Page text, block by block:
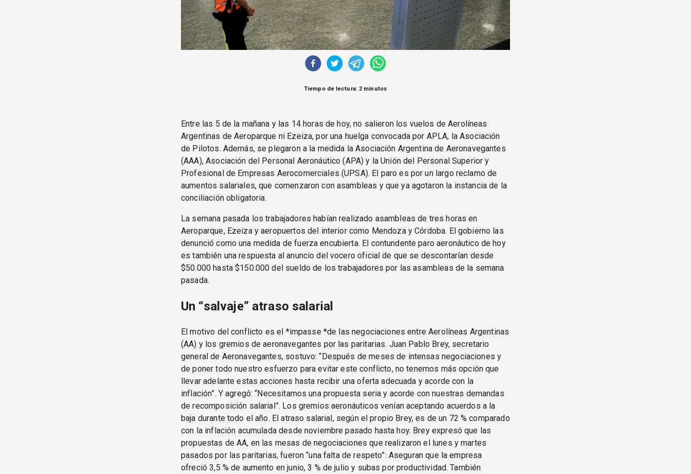
Tiempo de lectura: 2 minutos
Entre las 5 de la mañana y las 14 horas de hoy, no salieron los vuelos de Aerolíneas
Argentinas de Aeroparque ni Ezeiza, por una huelga convocada por APLA, la Asociación
de Pilotos. Además, se plegaron a la medida la Asociación Argentina de Aeronavegantes
(AAA), Asociación del Personal Aeronáutico (APA) y la Unión del Personal Superior y
Profesional de Empresas Aerocomerciales (UPSA). El paro es por un largo reclamo de
aumentos salariales, que comenzaron con asambleas y que ya agotaron la instancia de la
conciliación obligatoria.
La semana pasada los trabajadores habían realizado asambleas de tres horas en
Aeroparque, Ezeiza y aeropuertos del interior como Mendoza y Córdoba. El gobierno las
denunció como una medida de fuerza encubierta. El contundente paro aeronáutico de hoy
es también una respuesta al anuncio del vocero oficial de que se descontarían desde
$50.000 hasta $150.000 del sueldo de los trabajadores por las asambleas de la semana
pasada.
Un “salvaje” atraso salarial
El motivo del conflicto es el *impasse *de las negociaciones entre Aerolíneas Argentinas
(AA) y los gremios de aeronavegantes por las paritarias. Juan Pablo Brey, secretario
general de Aeronavegantes, sostuvo: “Después de meses de intensas negociaciones y
de poner todo nuestro esfuerzo para evitar este conflicto, no tenemos más opción que
llevar adelante estas acciones hasta recibir una oferta adecuada y acorde con la
inflación”. Y agregó: “Necesitamos una propuesta seria y acorde con nuestras demandas
de recomposición salarial”. Los gremios aeronáuticos venían aceptando acuerdos a la
baja durante todo el año. El atraso salarial, según el propio Brey, es de un 72 % comparado
con la inflación acumulada desde noviembre pasado hasta hoy. Brey expresó que las
propuestas de AA, en las mesas de negociaciones que realizaron el lunes y martes
pasados por las paritarias, fueron “una falta de respeto”: Aseguran que la empresa
ofreció 3,5 % de aumento en junio, 3 % de julio y subas por productividad. También